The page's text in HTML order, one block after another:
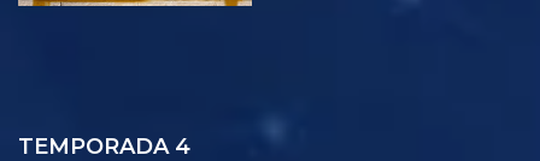
TEMPORADA 4